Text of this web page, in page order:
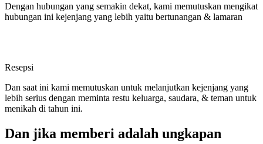
Dengan hubungan yang semakin dekat, kami memutuskan mengikat
hubungan ini kejenjang yang lebih yaitu bertunangan & lamaran
Resepsi
Dan saat ini kami memutuskan untuk melanjutkan kejenjang yang
lebih serius dengan meminta restu keluarga, saudara, & teman untuk
menikah di tahun ini.
Dan jika memberi adalah ungkapan